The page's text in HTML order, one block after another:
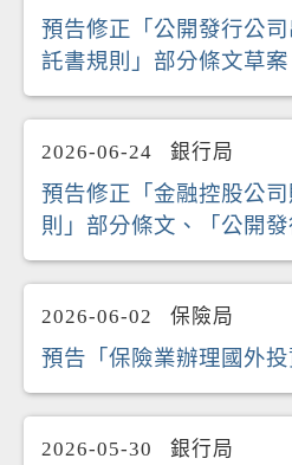
預告修正「公開發行公
託書規則」部分條文草
2026-06-24 銀行局
預告修正「金融控股公
則」部分條文、「公開
2026-06-02 保險局
預告「保險業辦理國外投
2026-05-30 銀行局